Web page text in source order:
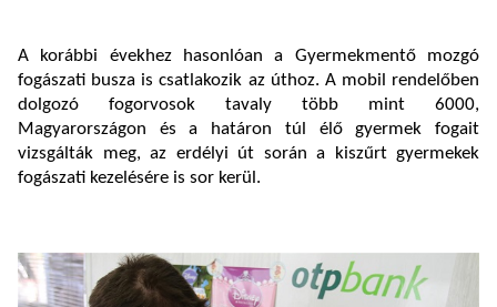
A korábbi évekhez hasonlóan a Gyermekmentő mozgó
fogászati busza is csatlakozik az úthoz. A mobil rendelőben
dolgozó fogorvosok tavaly több mint 6000,
Magyarországon és a határon túl élő gyermek fogait
vizsgálták meg, az erdélyi út során a kiszűrt gyermekek
fogászati kezelésére is sor kerül.